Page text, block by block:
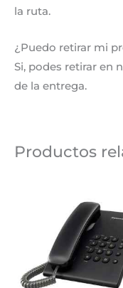
la ruta.
¿Puedo retirar mi
Si, podes retirar en
de la entrega.
Productos